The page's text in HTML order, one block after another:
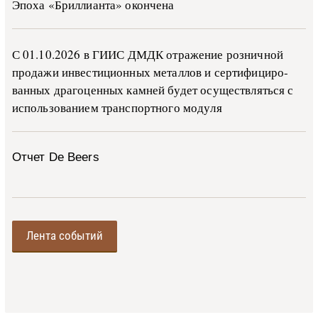
Эпоха «Бриллианта» окончена
С 01.10.2026 в ГИИС ДМДК от­ра­же­ние роз­ни­ч­ной
про­да­жи ин­ве­сти­ци­он­ных ме­тал­лов и сер­ти­фи­ци­ро­
ван­ных дра­го­цен­ных ка­м­ней бу­дет осу­ще­ств­лять­ся с
ис­поль­зо­ва­ни­ем тран­с­пор­т­но­го мо­ду­ля
Отчет De Beers
Лента событий